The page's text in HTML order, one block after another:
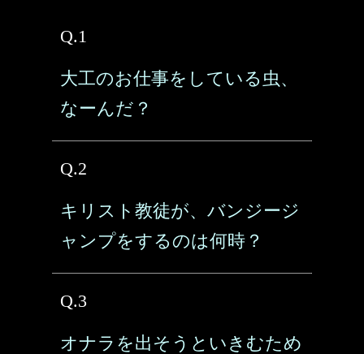
Q.1
大工のお仕事をしている虫、
なーんだ？
Q.2
キリスト教徒が、バンジージ
ャンプをするのは何時？
Q.3
オナラを出そうといきむため